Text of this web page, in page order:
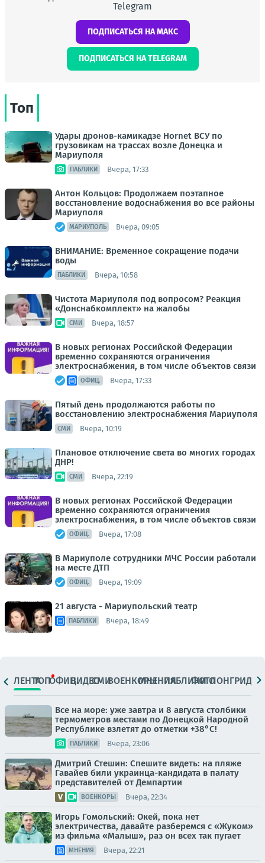
Telegram
ПОДПИСАТЬСЯ НА МАКС
ПОДПИСАТЬСЯ НА TELEGRAM
Топ
Удары дронов-камикадзе Hornet ВСУ по
грузовикам на трассах возле Донецка и
Мариуполя
ПАБЛИКИ Вчера, 17:33
Антон Кольцов: Продолжаем поэтапное
восстановление водоснабжения во все районы
Мариуполя
МАРИУПОЛЬ Вчера, 09:05
ВНИМАНИЕ: Временное сокращение подачи
воды
ПАБЛИКИ Вчера, 10:58
Чистота Мариуполя под вопросом? Реакция
«Донснабкомплект» на жалобы
СМИ Вчера, 18:57
В новых регионах Российской Федерации
временно сохраняются ограничения
электроснабжения, в том числе объектов связи
ОФИЦ. Вчера, 17:33
Пятый день продолжаются работы по
восстановлению электроснабжения Мариуполя
СМИ Вчера, 10:19
Плановое отключение света во многих городах
ДНР!
СМИ Вчера, 22:19
В новых регионах Российской Федерации
временно сохраняются ограничения
электроснабжения, в том числе объектов связи
ОФИЦ. Вчера, 17:08
В Мариуполе сотрудники МЧС России работали
на месте ДТП
ОФИЦ. Вчера, 19:09
21 августа - Мариупольский театр
ПАБЛИКИ Вчера, 18:49
ЛЕНТАТОПОФИЦ.ВИДЕОСМИВОЕНКОРЫМНЕНИЯПАБЛИКИ
ФОТОЛОНГРИДЫ
Все на море: уже завтра и 8 августа столбики
термометров местами по Донецкой Народной
Республике взлетят до отметки +38°C!
ПАБЛИКИ Вчера, 23:06
Дмитрий Стешин: Спешите видеть: на пляже
Гавайев били украинца-кандидата в палату
представителей от Демпартии
ВОЕНКОРЫ Вчера, 22:34
Игорь Гомольский: Окей, пока нет
электричества, давайте разберемся с «Жуком»
из фильма «Малыш», раз он всех так пугает
МНЕНИЯ Вчера, 22:21